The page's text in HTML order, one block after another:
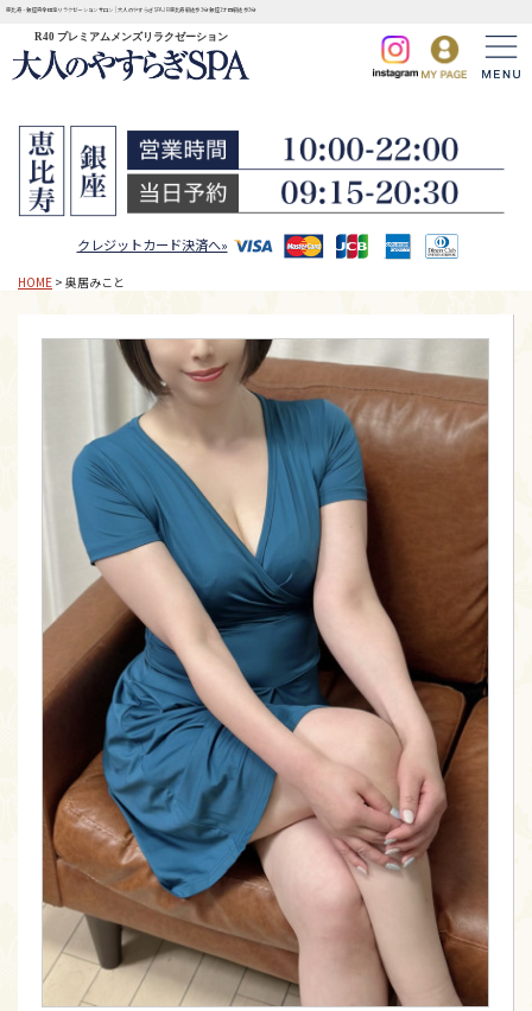
恵比寿・銀座完全個室リラクゼーションサロン | 大人のやすらぎSPA JR恵比寿駅徒歩3分 銀座1丁目駅徒歩3分
R40 プレミアムメンズリラクゼーション
クレジットカード決済へ»
HOME > 奥居みこと